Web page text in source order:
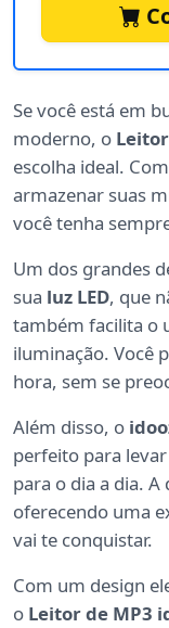
Se você está em
moderno, o
escolha ideal. Com
armazenar suas
você tenha
Um dos grandes
sua luz LED, que
também facilita o
iluminação. Você
hora, sem se
Além disso, o
perfeito para
para o dia a dia.
oferecendo uma
vai te conquistar.
Com um design
o Leitor de MP3